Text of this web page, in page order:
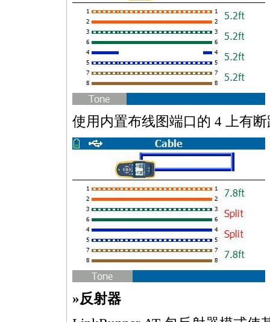
使用内置布线图端口的 4 上有
»反射器